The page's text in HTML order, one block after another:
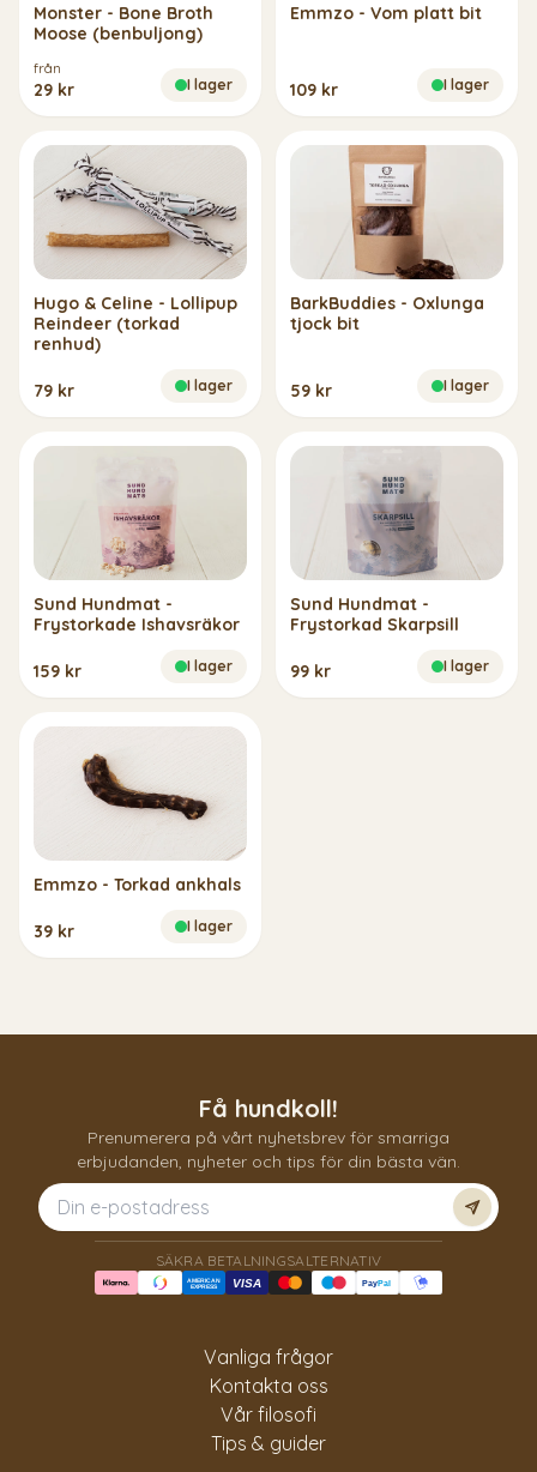
Monster - Bone Broth
Moose (benbuljong)
från
29 kr I lager
Emmzo - Vom platt bit
109 kr I lager
Hugo & Celine - Lollipup
Reindeer (torkad
renhud)
79 kr I lager
BarkBuddies - Oxlunga
tjock bit
59 kr I lager
Sund Hundmat -
Frystorkade Ishavsräkor
159 kr I lager
Sund Hundmat -
Frystorkad Skarpsill
99 kr I lager
Emmzo - Torkad ankhals
39 kr I lager
Få hundkoll!
Prenumerera på vårt nyhetsbrev för smarriga
erbjudanden, nyheter och tips för din bästa vän.
SÄKRA BETALNINGSALTERNATIV
AMERICAN
EXPRESS
VISA PayPal
Vanliga frågor
Kontakta oss
Vår filosofi
Tips & guider